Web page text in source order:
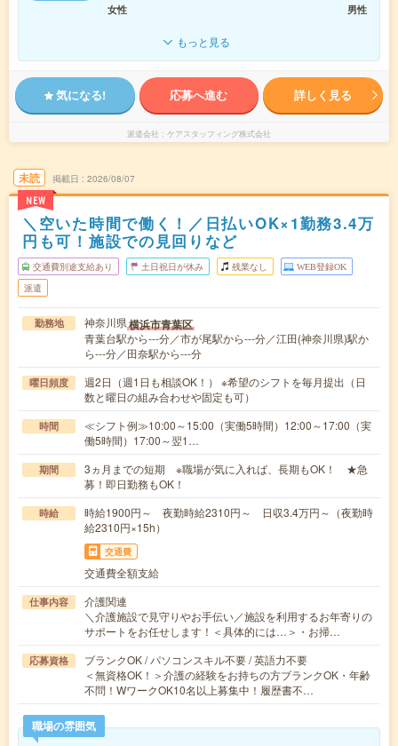
女性
男性
もっと見る
気になる! 応募へ進む 詳しく見る
派遣会社 ケアスタッフィング株式会社
未読
NEW
掲載日 2026/08/07
＼空いた時間で働く！／日払いOK×1勤務3.4万
円も可！施設での見回りなど
交通費別途支給あり 土日祝日が休み 残業なし WEB登録OK
派遣
勤務地 神奈川県横浜市青葉区
青葉台駅から---分／市が尾駅から---分／江田(神奈川県)駅か
ら---分／田奈駅から---分
曜日頻度
週2日（週1日も相談OK！） ※希望のシフトを毎月提出（日
数と曜日の組み合わせや固定も可）
時間
≪シフト例≫10:00～15:00（実働5時間）12:00～17:00（実
働5時間）17:00～翌1…
期間
3ヵ月までの短期 ※職場が気に入れば、長期もOK！ ★急
募！即日勤務もOK！
時給
時給1900円～ 夜勤時給2310円～ 日収3.4万円～（夜勤時
給2310円×15h）
交通費
交通費全額支給
仕事内容
介護関連
＼介護施設で見守りやお手伝い／施設を利用するお年寄りの
サポートをお任せします！＜具体的には…＞・お掃…
応募資格
ブランクOK / パソコンスキル不要 / 英語力不要
＜無資格OK！＞介護の経験をお持ちの方ブランクOK・年齢
不問！WワークOK10名以上募集中！履歴書不…
職場の雰囲気